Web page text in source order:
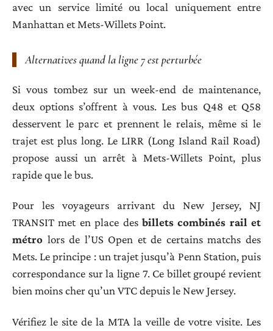
avec un service limité ou local uniquement entre
Manhattan et Mets-Willets Point.
Alternatives quand la ligne 7 est perturbée
Si vous tombez sur un week-end de maintenance,
deux options s’offrent à vous. Les bus Q48 et Q58
desservent le parc et prennent le relais, même si le
trajet est plus long. Le LIRR (Long Island Rail Road)
propose aussi un arrêt à Mets-Willets Point, plus
rapide que le bus.
Pour les voyageurs arrivant du New Jersey, NJ
TRANSIT met en place des billets combinés rail et
métro lors de l’US Open et de certains matchs des
Mets. Le principe : un trajet jusqu’à Penn Station, puis
correspondance sur la ligne 7. Ce billet groupé revient
bien moins cher qu’un VTC depuis le New Jersey.
Vérifiez le site de la MTA la veille de votre visite. Les